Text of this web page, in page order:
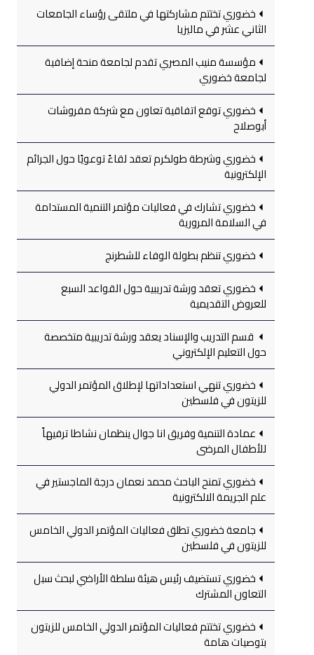
خضوري تختتم مشاركتها في ملتقى رؤساء الجامعات
الثاني عشر في ماليزيا
مؤسسة منيب المصري تقدم لجامعة منحة إضافية
لجامعة خضوري
خضوري توقع اتفاقية تعاون مع شركة مفروشات
أبوصلاح
خضوري وشرطة طولكرم تعقد لقاءً توعويًا حول الجرائم
الإلكترونية
خضوري تشارك في فعاليات مؤتمر التنمية المستدامة
في السلامة المرورية
خضوري تنظم بطولة الوفاء للشطرنج
خضوري تعقد ورشة تدريبية حول القواعد السبع
للعروض التقديمية
قسم التدريب والإسناد يعقد ورشة تدريبية متخصصة
حول التعليم الإلكتروني
خضوري تنهي استعداداتها لإطلاق المؤتمر الدولي
للزيتون في فلسطين
عمادة التنمية وفريق انا جوال ينظمان نشاطا ترفيهاً
للأطفال المرضى
خضوري تمنح الباحث محمد نعمان درجة الماجستير في
علم الجريمة الالكترونية
جامعة خضوري تطلق فعاليات المؤتمر الدولي الخامس
للزيتون في فلسطين
خضوري تستضيف رئيس هيئة سلطة الأراضي لبحث سبل
التعاون المشترك
خضوري تختتم فعاليات المؤتمر الدولي الخامس للزيتون
بتوصيات هامة